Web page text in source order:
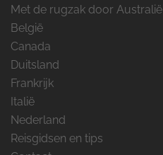
Met de rugzak door Australië
België
Canada
Duitsland
Frankrijk
Italië
Nederland
Reisgidsen en tips